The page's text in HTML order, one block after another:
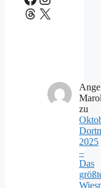
Threads
X
zu
2025
–
Das